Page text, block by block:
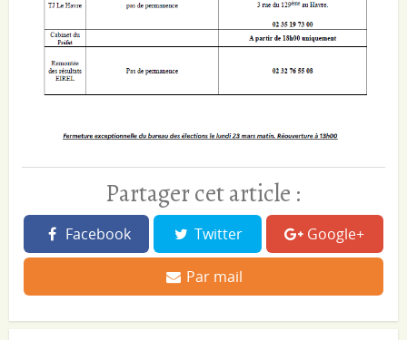
Partager cet article :
Facebook Twitter Google+
Par mail